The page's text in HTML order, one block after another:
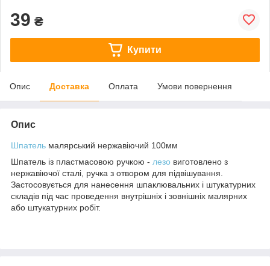
39 ₴
Купити
Опис Доставка Оплата Умови повернення
Опис
Шпатель малярський нержавіючий 100мм
Шпатель із пластмасовою ручкою - лезо виготовлено з
нержавіючої сталі, ручка з отвором для підвішування.
Застосовується для нанесення шпаклювальних і штукатурних
складів під час проведення внутрішніх і зовнішніх малярних
або штукатурних робіт.